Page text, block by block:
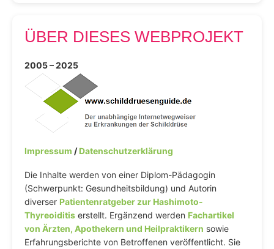
ÜBER DIESES WEBPROJEKT
2005 – 2025
Impressum /Datenschutzerklärung
Die Inhalte werden von einer Diplom-Pädagogin
(Schwerpunkt: Gesundheitsbildung) und Autorin
diverser Patientenratgeber zur Hashimoto-
Thyreoiditis erstellt. Ergänzend werden Fachartikel
von Ärzten, Apothekern und Heilpraktikern sowie
Erfahrungsberichte von Betroffenen veröffentlicht. Sie